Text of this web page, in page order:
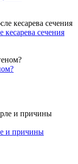
сечения
и причины